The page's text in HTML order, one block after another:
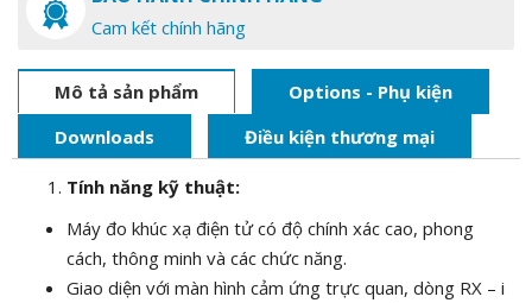
Cam kết chính hãng
Mô tả sản phẩm
Options - Phụ kiện
Downloads
Điều kiện thương mại
Tính năng kỹ thuật:
Máy đo khúc xạ điện tử có độ chính xác cao, phong
cách, thông minh và các chức năng.
Giao diện với màn hình cảm ứng trực quan, dòng RX – i